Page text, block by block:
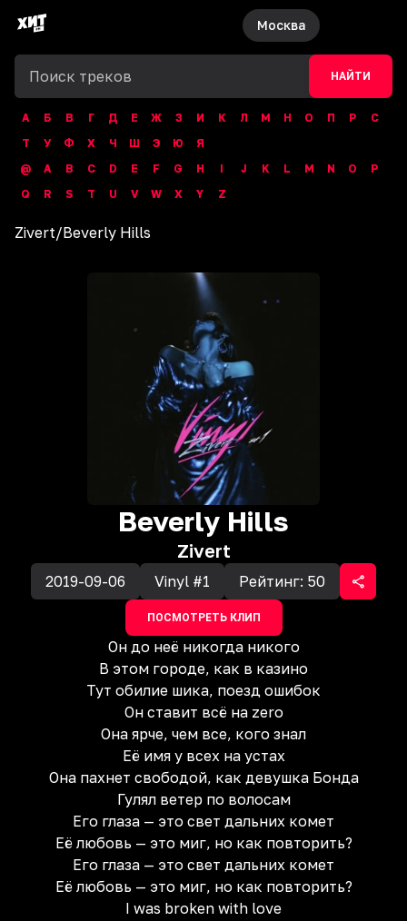
Москва
НАЙТИ
А Б В Г Д Е Ж З И К Л М Н О П Р
С
Т
У Ф Х Ч Ш Э Ю
Я
@
A B C D E F G H I J K L M N O
P
Q
R S T U V W X Y Z
Zivert/Beverly Hills
Beverly Hills
Zivert
2019-09-06 Vinyl #1 Рейтинг: 50
ПОСМОТРЕТЬ КЛИП
Он до неё никогда никого
В этом городе, как в казино
Тут обилие шика, поезд ошибок
Он ставит всё на zero
Она ярче, чем все, кого знал
Её имя у всех на устах
Она пахнет свободой, как девушка Бонда
Гулял ветер по волосам
Его глаза — это свет дальних комет
Её любовь — это миг, но как повторить?
Его глаза — это свет дальних комет
Её любовь — это миг, но как повторить?
I was broken with love